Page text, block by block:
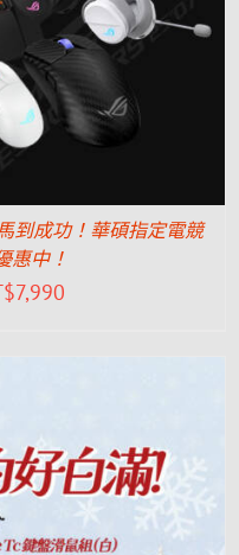
到成功！華碩指定電競
惠中！
7,990